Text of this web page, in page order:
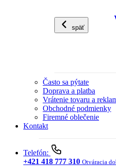
späť
Často sa pýtate
Doprava a platba
Vrátenie tovaru a
Obchodné podmienky
Firemné oblečenie
Kontakt
Telefón:
+421 418 777 310 Otváracia